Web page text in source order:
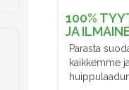
100%
JA
Parasta
kaikkemme